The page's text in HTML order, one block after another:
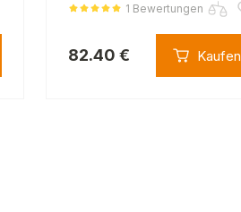
1 Bewertungen
82.40 € Kaufen